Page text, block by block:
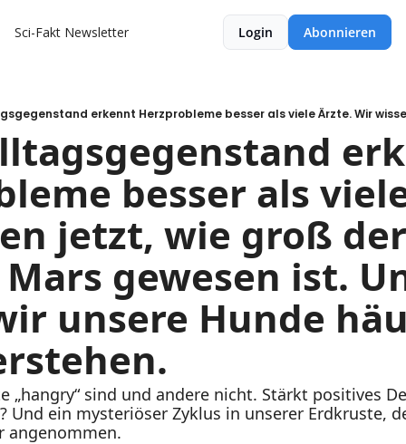
Sci-Fakt Newsletter Login Abonnieren
besser als
jetzt, wie groß
gewesen ist.
unsere Hunde
„hangry“ sind und andere nicht. Stärkt positives
Und ein mysteriöser Zyklus in unserer Erdkruste,
angenommen.